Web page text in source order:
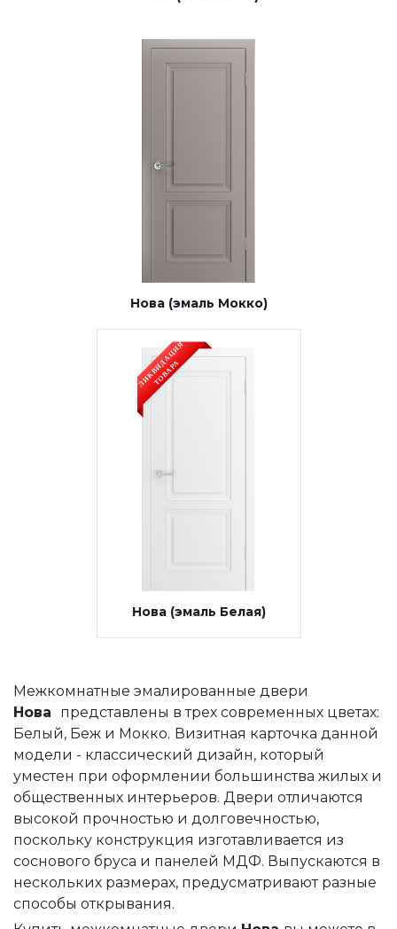
Двери для бани и сауны
Раздвижные двери «Гармошка»
Нова (эмаль Мокко)
Нова (эмаль Белая)
Межкомнатные эмалированные двери
Нова представлены в трех современных цветах:
Белый, Беж и Мокко. Визитная карточка данной
модели - классический дизайн, который
уместен при оформлении большинства жилых и
общественных интерьеров. Двери отличаются
высокой прочностью и долговечностью,
поскольку конструкция изготавливается из
соснового бруса и панелей МДФ. Выпускаются в
нескольких размерах, предусматривают разные
способы открывания.